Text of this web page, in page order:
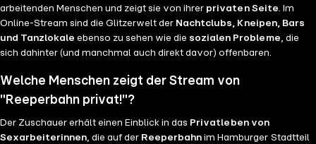
arbeitenden Menschen und zeigt sie von ihrer privaten Seite. Im
Online-Stream sind die Glitzerwelt der Nachtclubs, Kneipen, Bars
und Tanzlokale ebenso zu sehen wie die sozialen Probleme, die
sich dahinter (und manchmal auch direkt davor) offenbaren.
Welche Menschen zeigt der Stream von
"Reeperbahn privat!"?
Der Zuschauer erhält einen Einblick in das Privatleben von
Sexarbeiterinnen, die auf der Reeperbahn im Hamburger Stadtteil